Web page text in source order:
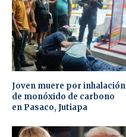
Joven muere por inhalación
de monóxido de carbono
en Pasaco, Jutiapa